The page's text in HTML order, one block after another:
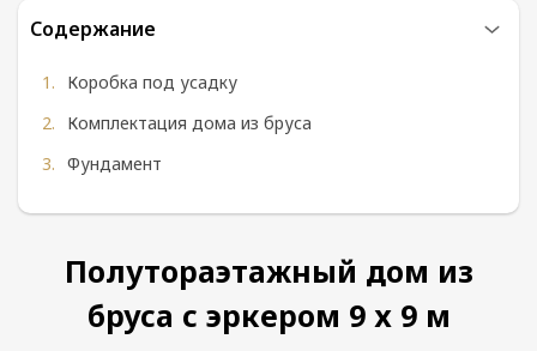
Содержание
Коробка под усадку
Комплектация дома из бруса
Фундамент
Полутораэтажный дом из
бруса с эркером 9 х 9 м